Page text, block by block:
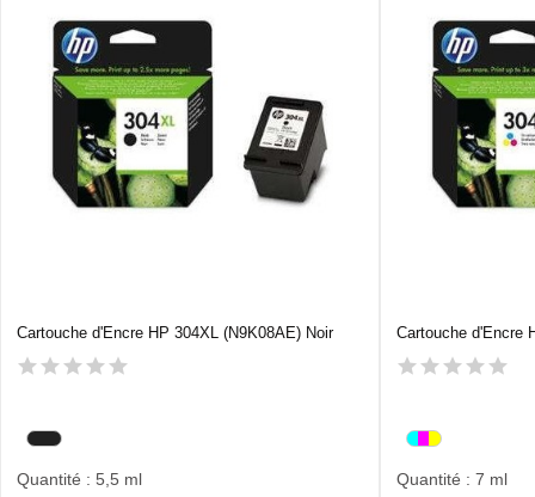
Cartouche d'Encre HP 304XL (N9K08AE) Noir
Quantité : 5,5 ml
Cartouche d'Encre
Quantité : 7 ml